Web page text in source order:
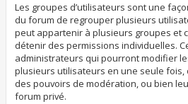
Les groupes d’utilisateurs sont une
du forum de regrouper plusieurs
peut appartenir à plusieurs groupes et
détenir des permissions individuelles.
administrateurs qui pourront modifier
plusieurs utilisateurs en une seule fois,
des pouvoirs de modération, ou bien
forum privé.